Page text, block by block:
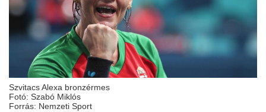
Szvitacs Alexa bronzérmes
Fotó: Szabó Miklós
Forrás: Nemzeti Sport